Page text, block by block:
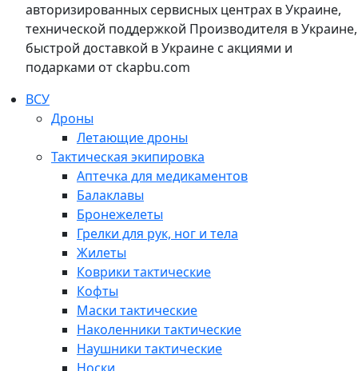
авторизированных сервисных центрах в Украине,
технической поддержкой Производителя в Украине,
быстрой доставкой в Украине с акциями и
подарками от ckapbu.com
ВСУ
Дроны
Летающие дроны
Тактическая экипировка
Аптечка для медикаментов
Балаклавы
Бронежелеты
Грелки для рук, ног и тела
Жилеты
Коврики тактические
Кофты
Маски тактические
Наколенники тактические
Наушники тактические